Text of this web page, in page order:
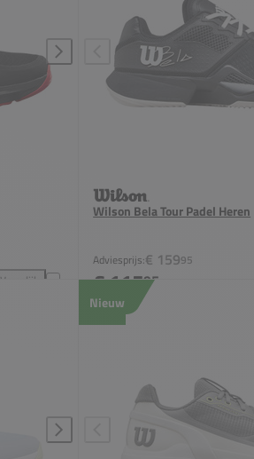
Vergelijk
Wilson Hurakn Lite Heren toevoegen aan vergelijking
Wilson Bela Tour Padel Heren
Adviesprijs:€ 15995
€ 11595
Nieuw